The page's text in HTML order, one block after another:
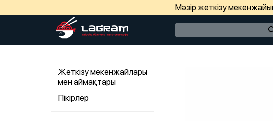
Мәзір жеткізу
Жеткізу мекенжайлары
мен аймақтары
Пікірлер